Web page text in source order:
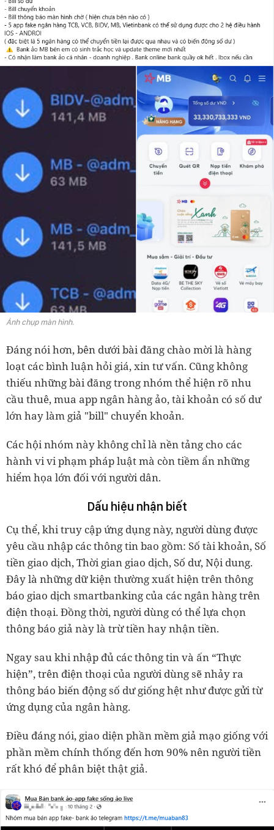
Ảnh chụp màn hình.
Đáng nói hơn, bên dưới bài đăng chào mời là hàng
loạt các bình luận hỏi giá, xin tư vấn. Cũng không
thiếu những bài đăng trong nhóm thể hiện rõ nhu
cầu thuê, mua app ngân hàng ảo, tài khoản có số dư
lớn hay làm giả "bill" chuyển khoản.
Các hội nhóm này không chỉ là nền tảng cho các
hành vi vi phạm pháp luật mà còn tiềm ẩn những
hiểm họa lớn đối với người dân.
Dấu hiệu nhận biết
Cụ thể, khi truy cập ứng dụng này, người dùng được
yêu cầu nhập các thông tin bao gồm: Số tài khoản, Số
tiền giao dịch, Thời gian giao dịch, Số dư, Nội dung.
Đây là những dữ kiện thường xuất hiện trên thông
báo giao dịch smartbanking của các ngân hàng trên
điện thoại. Đồng thời, người dùng có thể lựa chọn
thông báo giả này là trừ tiền hay nhận tiền.
Ngay sau khi nhập đủ các thông tin và ấn “Thực
hiện”, trên điện thoại của người dùng sẽ nhảy ra
thông báo biến động số dư giống hệt như được gửi từ
ứng dụng của ngân hàng.
Điều đáng nói, giao diện phần mềm giả mạo giống với
phần mềm chính thống đến hơn 90% nên người tiền
rất khó để phân biệt thật giả.